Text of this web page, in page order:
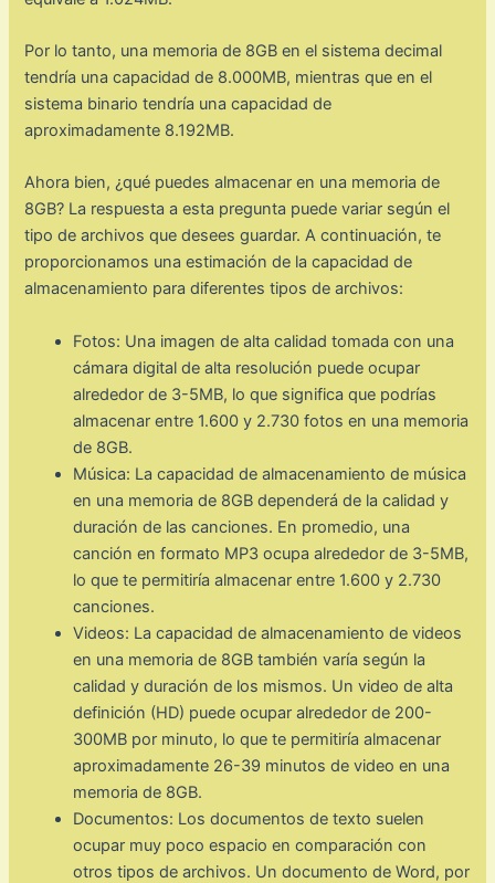
Por lo tanto, una memoria de 8GB en el sistema decimal
tendría una capacidad de 8.000MB, mientras que en el
sistema binario tendría una capacidad de
aproximadamente 8.192MB.
Ahora bien, ¿qué puedes almacenar en una memoria de
8GB? La respuesta a esta pregunta puede variar según el
tipo de archivos que desees guardar. A continuación, te
proporcionamos una estimación de la capacidad de
almacenamiento para diferentes tipos de archivos:
Fotos: Una imagen de alta calidad tomada con una
cámara digital de alta resolución puede ocupar
alrededor de 3-5MB, lo que significa que podrías
almacenar entre 1.600 y 2.730 fotos en una memoria
de 8GB.
Música: La capacidad de almacenamiento de música
en una memoria de 8GB dependerá de la calidad y
duración de las canciones. En promedio, una
canción en formato MP3 ocupa alrededor de 3-5MB,
lo que te permitiría almacenar entre 1.600 y 2.730
canciones.
Videos: La capacidad de almacenamiento de videos
en una memoria de 8GB también varía según la
calidad y duración de los mismos. Un video de alta
definición (HD) puede ocupar alrededor de 200-
300MB por minuto, lo que te permitiría almacenar
aproximadamente 26-39 minutos de video en una
memoria de 8GB.
Documentos: Los documentos de texto suelen
ocupar muy poco espacio en comparación con
otros tipos de archivos. Un documento de Word, por